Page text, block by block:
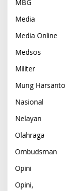
MBG
Media
Media Online
Medsos
Militer
Mung Harsanto
Nasional
Nelayan
Olahraga
Ombudsman
Opini
Opini,